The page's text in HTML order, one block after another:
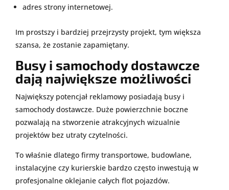
adres strony internetowej.
Im prostszy i bardziej przejrzysty projekt, tym większa
szansa, że zostanie zapamiętany.
Busy i samochody dostawcze
dają największe możliwości
Największy potencjał reklamowy posiadają busy i
samochody dostawcze. Duże powierzchnie boczne
pozwalają na stworzenie atrakcyjnych wizualnie
projektów bez utraty czytelności.
To właśnie dlatego firmy transportowe, budowlane,
instalacyjne czy kurierskie bardzo często inwestują w
profesjonalne oklejanie całych flot pojazdów.